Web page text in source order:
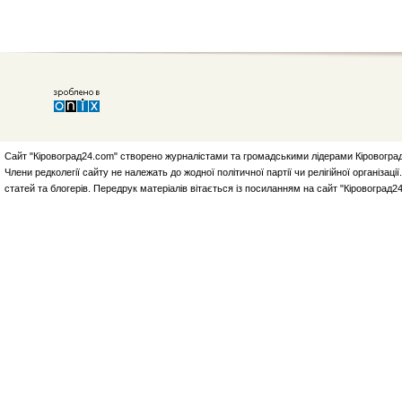
Сайт "Кіровоград24.com" створено журналістами та громадськими лідерами
Члени редколегії сайту не належать до жодної політичної партії чи релігійної
статей та блогерів. Передрук матеріалів вітається із посиланням на сайт